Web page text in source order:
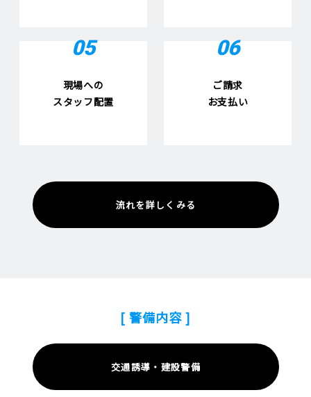
05
現場への
スタッフ配置
06
ご請求
お支払い
流れを詳しくみる
[ 警備内容 ]
交通誘導・建設警備